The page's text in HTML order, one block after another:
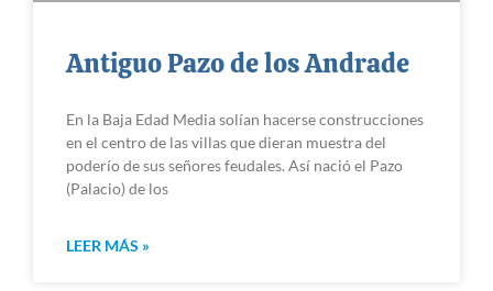
Antiguo Pazo de los Andrade
En la Baja Edad Media solían hacerse construcciones
en el centro de las villas que dieran muestra del
poderío de sus señores feudales. Así nació el Pazo
(Palacio) de los
LEER MÁS »